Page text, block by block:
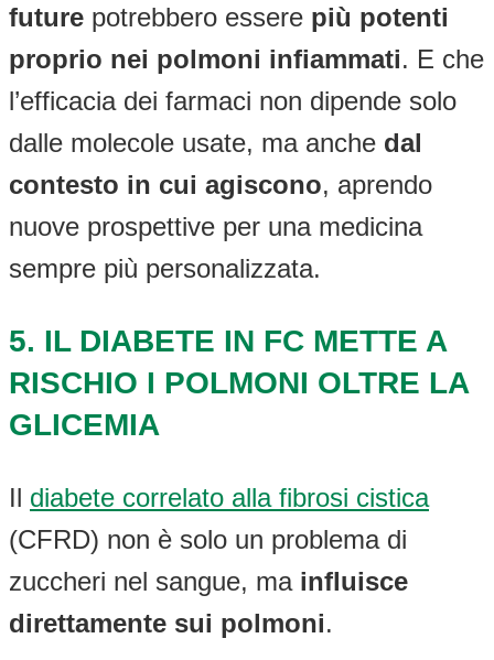
future potrebbero essere più potenti
proprio nei polmoni infiammati. E che
l’efficacia dei farmaci non dipende solo
dalle molecole usate, ma anche dal
contesto in cui agiscono, aprendo
nuove prospettive per una medicina
sempre più personalizzata.
5. IL DIABETE IN FC METTE A
RISCHIO I POLMONI OLTRE LA
GLICEMIA
Il diabete correlato alla fibrosi cistica
(CFRD) non è solo un problema di
zuccheri nel sangue, ma influisce
direttamente sui polmoni.